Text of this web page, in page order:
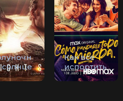
солнце
Как все
испортить